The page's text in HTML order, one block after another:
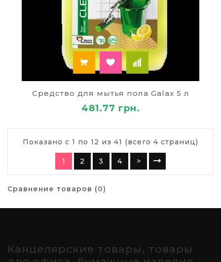
Средство для мытья пола Galax 5 л
481.77 грн.
Показано с 1 по 12 из 41 (всего 4 страниц)
1 2 3 4 >
Сравнение товаров (0)
Канцелярские товары, товары